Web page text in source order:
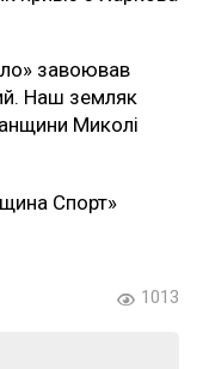
завоював
Наш земляк
Миколі
Спорт»
1013